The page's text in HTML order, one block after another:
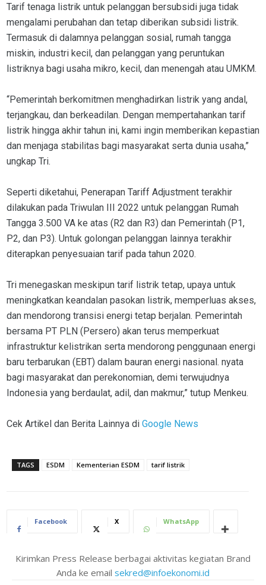
Tarif tenaga listrik untuk pelanggan bersubsidi juga tidak
mengalami perubahan dan tetap diberikan subsidi listrik.
Termasuk di dalamnya pelanggan sosial, rumah tangga
miskin, industri kecil, dan pelanggan yang peruntukan
listriknya bagi usaha mikro, kecil, dan menengah atau UMKM.
“Pemerintah berkomitmen menghadirkan listrik yang andal,
terjangkau, dan berkeadilan. Dengan mempertahankan tarif
listrik hingga akhir tahun ini, kami ingin memberikan kepastian
dan menjaga stabilitas bagi masyarakat serta dunia usaha,”
ungkap Tri.
Seperti diketahui, Penerapan Tariff Adjustment terakhir
dilakukan pada Triwulan III 2022 untuk pelanggan Rumah
Tangga 3.500 VA ke atas (R2 dan R3) dan Pemerintah (P1,
P2, dan P3). Untuk golongan pelanggan lainnya terakhir
diterapkan penyesuaian tarif pada tahun 2020.
Tri menegaskan meskipun tarif listrik tetap, upaya untuk
meningkatkan keandalan pasokan listrik, memperluas akses,
dan mendorong transisi energi tetap berjalan. Pemerintah
bersama PT PLN (Persero) akan terus memperkuat
infrastruktur kelistrikan serta mendorong penggunaan energi
baru terbarukan (EBT) dalam bauran energi nasional. nyata
bagi masyarakat dan perekonomian, demi terwujudnya
Indonesia yang berdaulat, adil, dan makmur,” tutup Menkeu.
Cek Artikel dan Berita Lainnya di Google News
TAGS ESDM Kementerian ESDM tarif listrik
Facebook X WhatsApp
Kirimkan Press Release berbagai aktivitas kegiatan Brand
Anda ke email sekred@infoekonomi.id